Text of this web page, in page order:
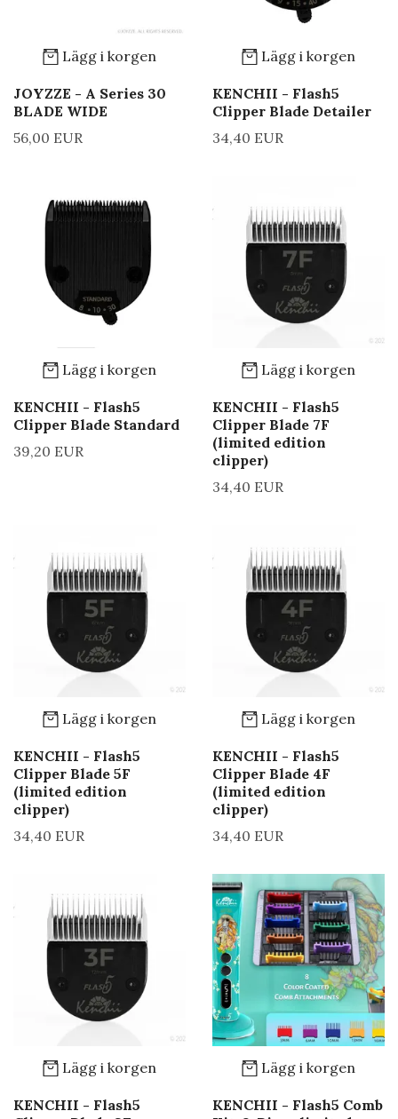
Lägg i korgen
JOYZZE - A Series 30
BLADE WIDE
56,00 EUR
Lägg i korgen
KENCHII - Flash5
Clipper Blade Detailer
34,40 EUR
Lägg i korgen
KENCHII - Flash5
Clipper Blade Standard
39,20 EUR
Lägg i korgen
KENCHII - Flash5
Clipper Blade 7F
(limited edition
clipper)
34,40 EUR
Lägg i korgen
KENCHII - Flash5
Clipper Blade 5F
(limited edition
clipper)
34,40 EUR
Lägg i korgen
KENCHII - Flash5
Clipper Blade 4F
(limited edition
clipper)
34,40 EUR
Lägg i korgen
KENCHII - Flash5
Lägg i korgen
KENCHII - Flash5 Comb